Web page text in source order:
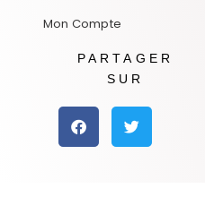
Mon Compte
PARTAGER
SUR